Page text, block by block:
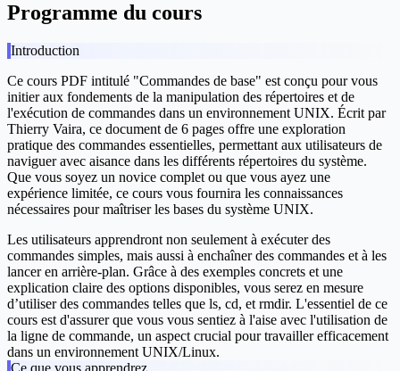
Programme du cours
Introduction
Ce cours PDF intitulé "Commandes de base" est conçu pour vous
initier aux fondements de la manipulation des répertoires et de
l'exécution de commandes dans un environnement UNIX. Écrit par
Thierry Vaira, ce document de 6 pages offre une exploration
pratique des commandes essentielles, permettant aux utilisateurs de
naviguer avec aisance dans les différents répertoires du système.
Que vous soyez un novice complet ou que vous ayez une
expérience limitée, ce cours vous fournira les connaissances
nécessaires pour maîtriser les bases du système UNIX.
Les utilisateurs apprendront non seulement à exécuter des
commandes simples, mais aussi à enchaîner des commandes et à les
lancer en arrière-plan. Grâce à des exemples concrets et une
explication claire des options disponibles, vous serez en mesure
d’utiliser des commandes telles que ls, cd, et rmdir. L'essentiel de ce
cours est d'assurer que vous vous sentiez à l'aise avec l'utilisation de
la ligne de commande, un aspect crucial pour travailler efficacement
dans un environnement UNIX/Linux.